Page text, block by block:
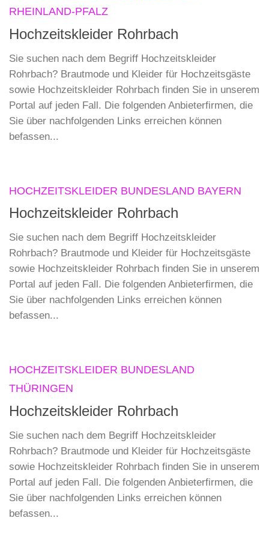
RHEINLAND-PFALZ
Hochzeitskleider Rohrbach
Sie suchen nach dem Begriff Hochzeitskleider
Rohrbach? Brautmode und Kleider für Hochzeitsgäste
sowie Hochzeitskleider Rohrbach finden Sie in unserem
Portal auf jeden Fall. Die folgenden Anbieterfirmen, die
Sie über nachfolgenden Links erreichen können
befassen...
HOCHZEITSKLEIDER BUNDESLAND BAYERN
Hochzeitskleider Rohrbach
Sie suchen nach dem Begriff Hochzeitskleider
Rohrbach? Brautmode und Kleider für Hochzeitsgäste
sowie Hochzeitskleider Rohrbach finden Sie in unserem
Portal auf jeden Fall. Die folgenden Anbieterfirmen, die
Sie über nachfolgenden Links erreichen können
befassen...
HOCHZEITSKLEIDER BUNDESLAND
THÜRINGEN
Hochzeitskleider Rohrbach
Sie suchen nach dem Begriff Hochzeitskleider
Rohrbach? Brautmode und Kleider für Hochzeitsgäste
sowie Hochzeitskleider Rohrbach finden Sie in unserem
Portal auf jeden Fall. Die folgenden Anbieterfirmen, die
Sie über nachfolgenden Links erreichen können
befassen...